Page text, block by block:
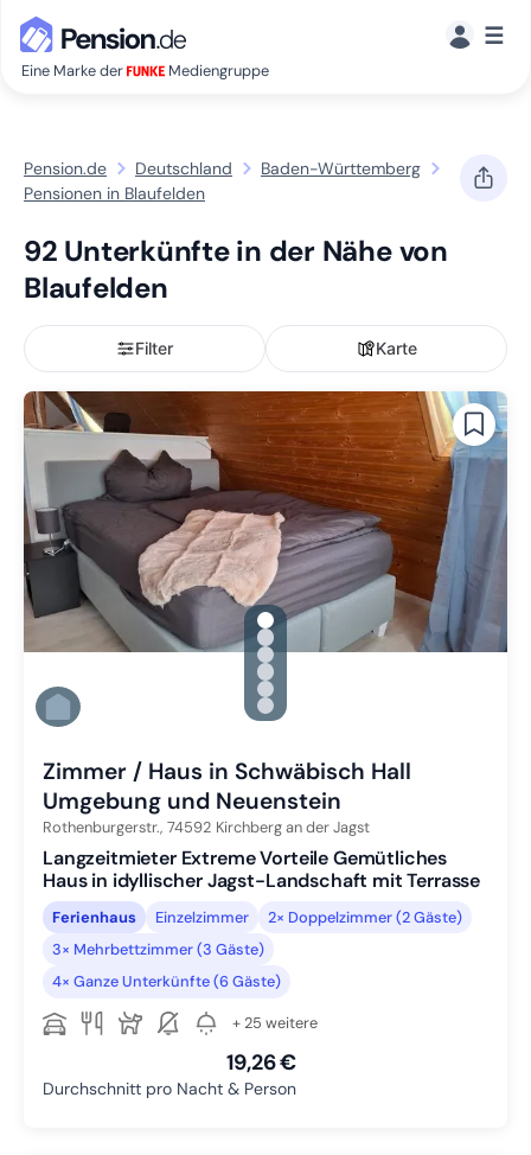
Eine Marke der Mediengruppe
☰
Pension.de Deutschland
Baden-Württemberg
Pensionen in Blaufelden
92 Unterkünfte in der Nähe von
Blaufelden
Filter Karte
gallery.slide_selector
Zu Slide 1 wechseln
Zu Slide 2 wechseln
Zu Slide 3 wechseln
Zu Slide 4 wechseln
Zu Slide 5 wechseln
Zu Slide 6 wechseln
Zimmer / Haus in Schwäbisch Hall
Umgebung und Neuenstein
Rothenburgerstr., 74592 Kirchberg an der Jagst
Langzeitmieter Extreme Vorteile Gemütliches
Haus in idyllischer Jagst-Landschaft mit Terrasse
Ferienhaus Einzelzimmer
2× Doppelzimmer (2 Gäste)
3× Mehrbettzimmer (3 Gäste)
4× Ganze Unterkünfte (6 Gäste)
+ 25 weitere
19,26 €
Durchschnitt pro Nacht & Person